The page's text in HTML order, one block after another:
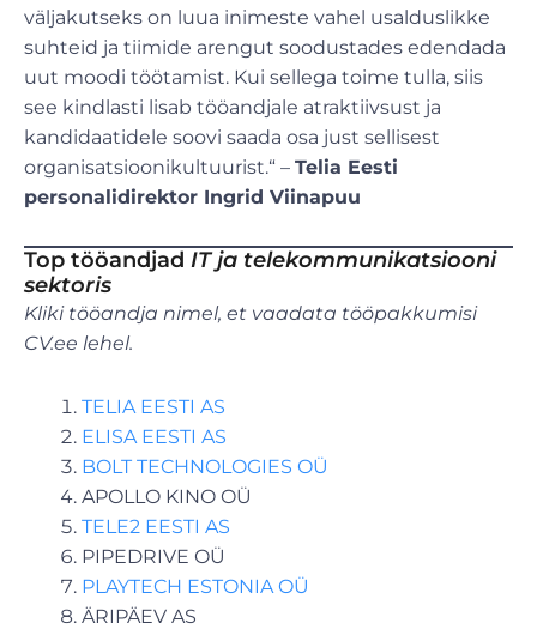
väljakutseks on luua inimeste vahel usalduslikke
suhteid ja tiimide arengut soodustades edendada
uut moodi töötamist. Kui sellega toime tulla, siis
see kindlasti lisab tööandjale atraktiivsust ja
kandidaatidele soovi saada osa just sellisest
organisatsioonikultuurist.“ – Telia Eesti
personalidirektor Ingrid Viinapuu
Top tööandjad IT ja telekommunikatsiooni
sektoris
Kliki tööandja nimel, et vaadata tööpakkumisi
CV.ee lehel.
TELIA EESTI AS
ELISA EESTI AS
BOLT TECHNOLOGIES OÜ
APOLLO KINO OÜ
TELE2 EESTI AS
PIPEDRIVE OÜ
PLAYTECH ESTONIA OÜ
ÄRIPÄEV AS